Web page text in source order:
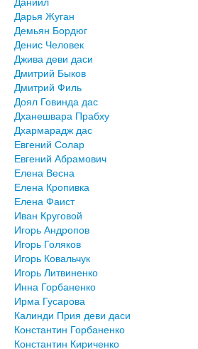
Дарья Жуган
Демьян Бордюг
Денис Человек
Джива деви даси
Дмитрий Быков
Дмитрий Филь
Доял Говинда дас
Дханешвара Прабху
Дхармарадж дас
Евгений Солар
Евгений Абрамович
Елена Весна
Елена Кропивка
Елена Фаист
Иван Круговой
Игорь Андропов
Игорь Голяков
Игорь Ковальчук
Игорь Литвиненко
Инна Горбаненко
Ирма Гусарова
Калинди Прия деви даси
Константин Горбаненко
Константин Кириченко